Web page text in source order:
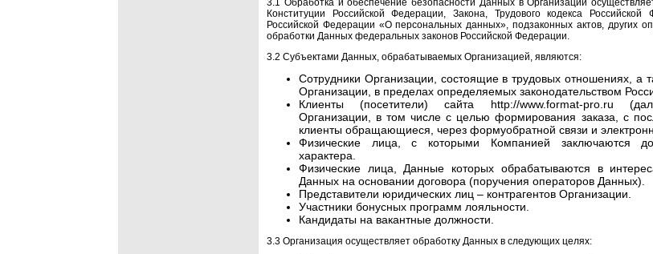
3.1 Обработка и обеспечение безопасности Данных в Организации
Конституции Российской Федерации, Закона, Трудового кодекса
Российской Федерации «О персональных данных», подзаконных актов, других
обработки Данных федеральных законов Российской Федерации.
3.2 Субъектами Данных, обрабатываемых Организацией, являются:
Сотрудники Организации, состоящие в трудовых отношениях, а
Организации, в пределах определяемых законодательством
Клиенты (посетители) сайта http://www.format-pro.ru
Организации, в том числе с целью формирования заказа, с
клиенты обращающиеся, через формуобратной связи и
Физические лица, с которыми Компанией заключаются
характера.
Физические лица, Данные которых обрабатываются в
Данных на основании договора (поручения операторов Данных).
Представители юридических лиц – контрагентов Организации.
Участники бонусных программ лояльности.
Кандидаты на вакантные должности.
3.3 Организация осуществляет обработку Данных в следующих целях: